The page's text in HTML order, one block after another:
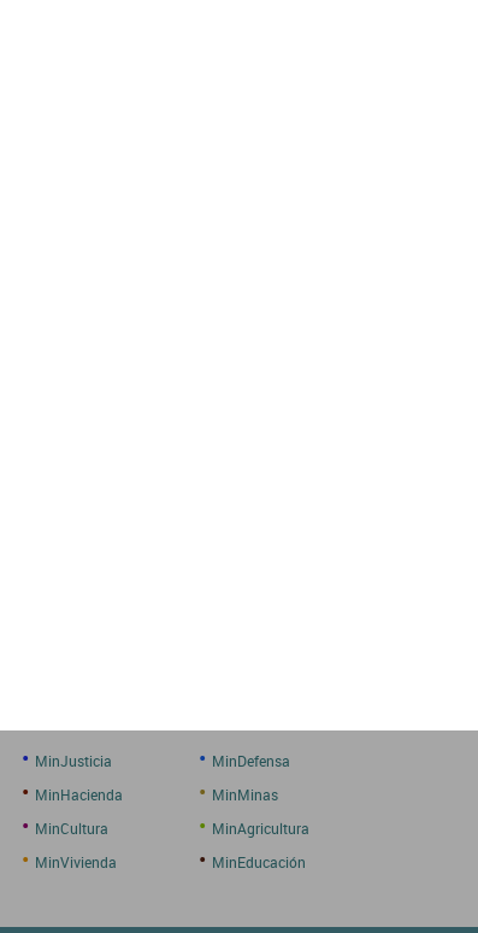
• MinJusticia • MinDefensa
• MinHacienda • MinMinas
• MinCultura • MinAgricultura
• MinVivienda • MinEducación